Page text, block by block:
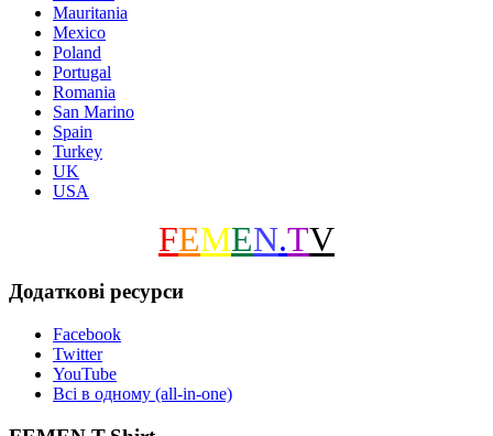
Mauritania
Mexico
Poland
Portugal
Romania
San Marino
Spain
Turkey
UK
USA
FEMEN.TV
Додаткові ресурси
Facebook
Twitter
YouTube
Всі в одному (all-in-one)